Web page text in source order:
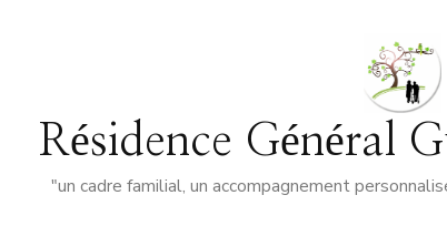
Résidence Général
"un cadre familial, un accompagnement